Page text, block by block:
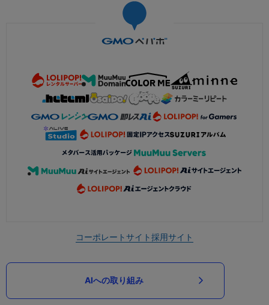
コーポレートサイト採用サイト
AIへの取り組み